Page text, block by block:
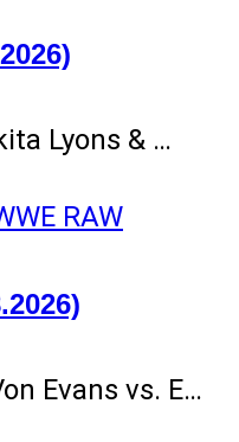
Lyons & …
Evans vs. E…